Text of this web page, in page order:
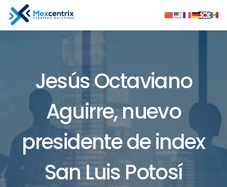
Jesús Octaviano
Aguirre, nuevo
presidente de index
San Luis Potosí